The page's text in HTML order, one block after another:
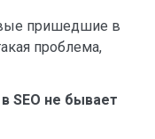
пришедшие в
проблема,
SEO не бывает